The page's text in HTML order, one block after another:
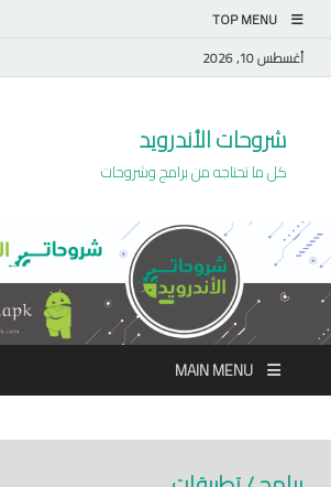
TOP MENU
أغسطس 10, 2026
شروحات الأندرويد
كل ما تحتاجه من برامج وشروحات
MAIN MENU